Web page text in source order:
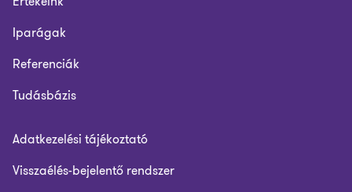
Iparágak
Referenciák
Tudásbázis
Adatkezelési tájékoztató
Visszaélés-bejelentő rendszer